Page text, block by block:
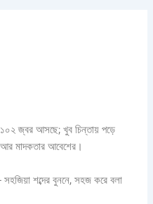
১০২ জ্বর আসছে; খুব চিন্তায় পড়ে
আর মাদকতার আবেশের।
শব্দের বুননে, সহজ করে বলা